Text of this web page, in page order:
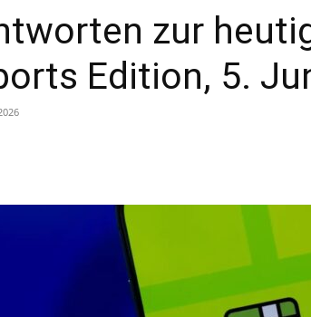
zur
Edition, 5.